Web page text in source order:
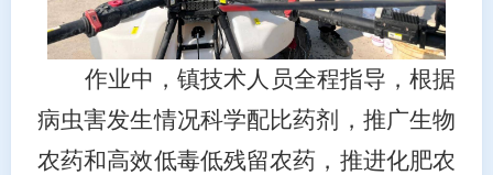
作业中，镇技术人员全程指导，根据
病虫害发生情况科学配比药剂，推广生物
农药和高效低毒低残留农药，推进化肥农